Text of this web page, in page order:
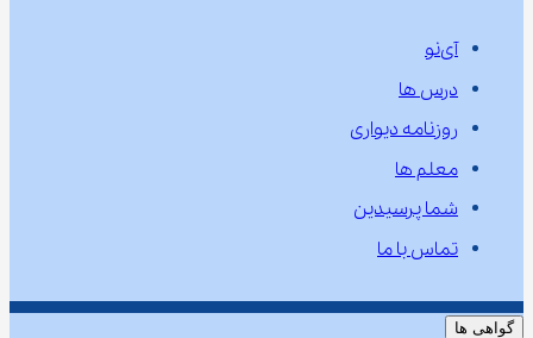
آی‌نو
درس ها
روزنامه دیواری
معلم ها
شما پرسیدین
تماس با ما
گواهی ها